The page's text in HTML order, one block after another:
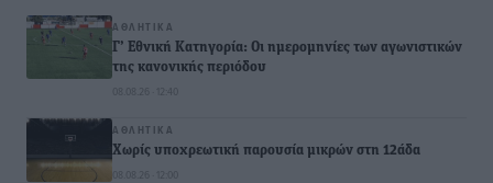
ΑΘΛΗΤΙΚΆ
Γ’ Εθνική Κατηγορία: Οι ημερομηνίες των αγωνιστικών
της κανονικής περιόδου
08.08.26 · 12:40
ΑΘΛΗΤΙΚΆ
Χωρίς υποχρεωτική παρουσία μικρών στη 12άδα
08.08.26 · 12:00